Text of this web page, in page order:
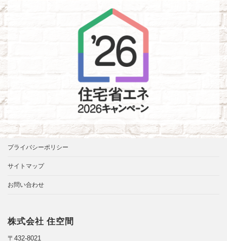
プライバシーポリシー
サイトマップ
お問い合わせ
株式会社 住空間
〒432-8021